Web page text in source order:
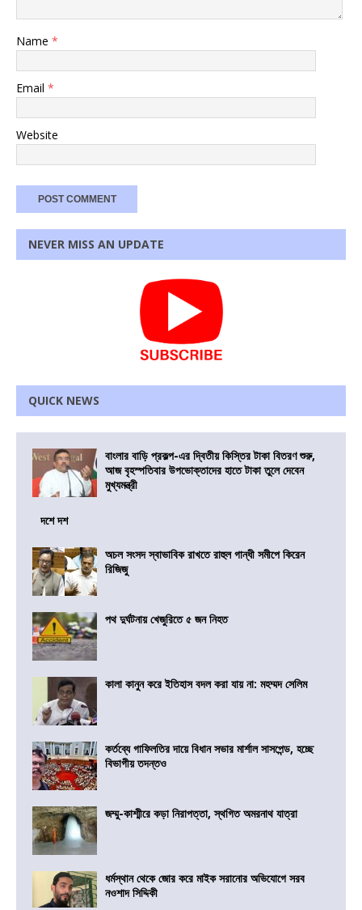
Name *
Email *
Website
NEVER MISS AN UPDATE
QUICK NEWS
বাংলার বাড়ি প্রকল্প-এর দ্বিতীয় কিস্তির টাকা বিতরণ শুরু,
আজ বৃহস্পতিবার উপভোক্তাদের হাতে টাকা তুলে দেবেন
মুখ্যমন্ত্রী
দশে দশ
অচল সংসদ স্বাভাবিক রাখতে রাহুল গান্ধী সমীপে কিরেন
রিজিজু
পথ দুর্ঘটনায় খেজুরিতে ৫ জন নিহত
কালা কানুন করে ইতিহাস বদল করা যায় না: মহম্মদ সেলিম
কর্তব্যে গাফিলতির দায়ে বিধান সভার মার্শাল সাসপেন্ড, হচ্ছে
বিভাগীয় তদন্তও
জম্মু-কাশ্মীরে কড়া নিরাপত্তা, স্থগিত অমরনাথ যাত্রা
ধর্মস্থান থেকে জোর করে মাইক সরানোর অভিযোগে সরব
নওশাদ সিদ্দিকী